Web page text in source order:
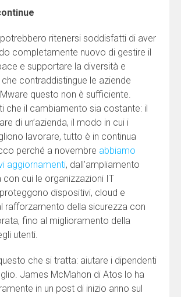
ritenersi soddisfatti di aver
completamente nuovo di gestire il
e supportare la diversità e
che contraddistingue le aziende
questo non è sufficiente.
che il cambiamento sia costante: il
di un’azienda, il modo in cui i
lavorare, tutto è in continua
perché a novembre abbiamo
aggiornamenti, dall’ampliamento
con cui le organizzazioni IT
dispositivi, cloud e
rafforzamento della sicurezza con
fino al miglioramento della
utenti.
che si tratta: aiutare i dipendenti
James McMahon di Atos lo ha
in un post di inizio anno sul